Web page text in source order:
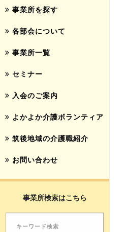
事業所を探す
各部会について
事業所一覧
セミナー
入会のご案内
よかよか介護ボランティア
筑後地域の介護職紹介
お問い合わせ
事業所検索はこちら